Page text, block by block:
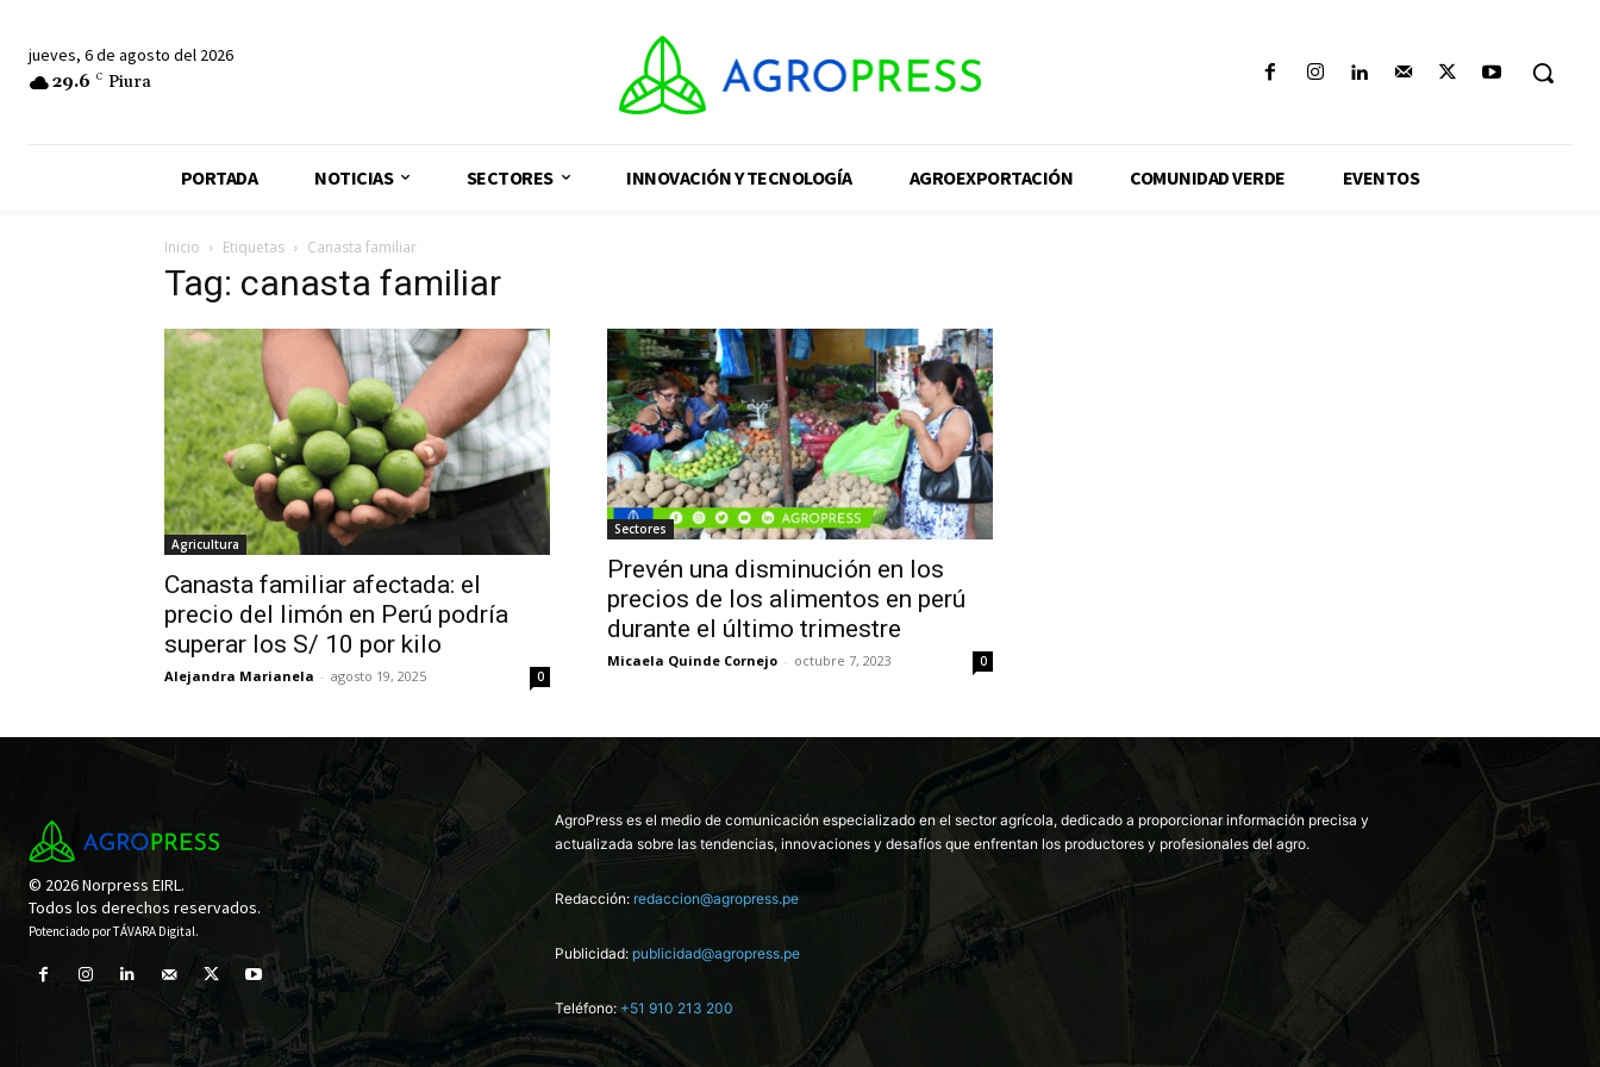
jueves, 6 de agosto del 2026
29.6 C Piura
PORTADA NOTICIAS SECTORES INNOVACIÓN Y TECNOLOGÍA AGROEXPORTACIÓN COMUNIDAD VERDE EVENTOS
Inicio Etiquetas Canasta familiar
Tag: canasta familiar
Agricultura
Canasta familiar afectada: el
precio del limón en Perú podría
superar los S/ 10 por kilo
Alejandra Marianela - agosto 19, 2025 0
Sectores
Prevén una disminución en los
precios de los alimentos en perú
durante el último trimestre
Micaela Quinde Cornejo - octubre 7, 2023 0
© 2026 Norpress EIRL.
Todos los derechos reservados.
Potenciado porTÁVARA Digital.
AgroPress es el medio de comunicación especializado en el sector agrícola, dedicado a proporcionar información precisa y
actualizada sobre las tendencias, innovaciones y desafíos que enfrentan los productores y profesionales del agro.
Redacción: redaccion@agropress.pe
Publicidad: publicidad@agropress.pe
Teléfono: +51 910 213 200